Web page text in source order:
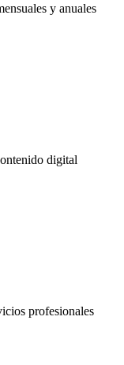
y anuales
digital
profesionales